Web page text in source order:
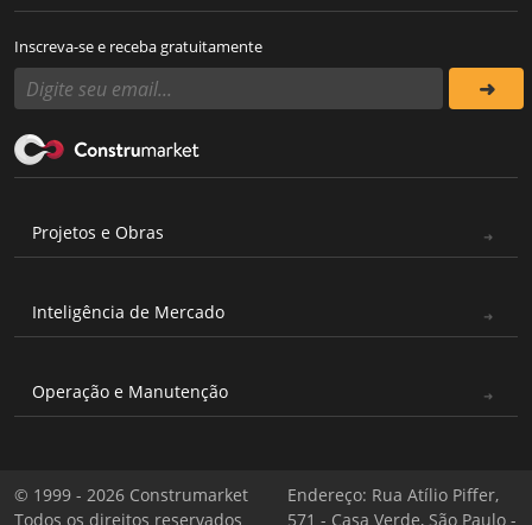
Inscreva-se e receba gratuitamente
Projetos e Obras
Inteligência de Mercado
Operação e Manutenção
© 1999 - 2026 Construmarket
Todos os direitos reservados
Endereço: Rua Atílio Piffer,
571 - Casa Verde, São Paulo -